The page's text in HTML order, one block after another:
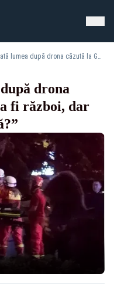
Alarmă în toată lumea după drona căzută la Galați: „Nu va fi război, dar de ce nu a fost doborâtă?”
drona
fi război, dar